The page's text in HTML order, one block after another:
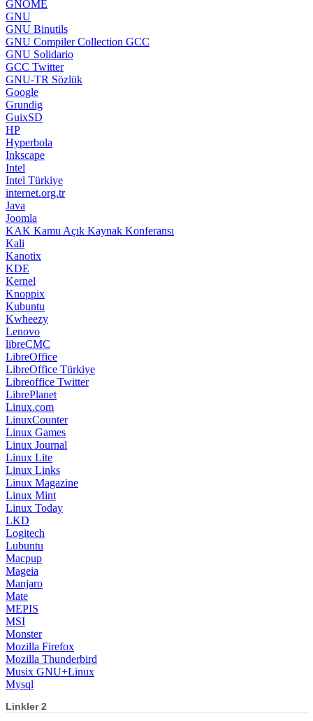
GNOME
GNU
GNU Binutils
GNU Compiler Collection GCC
GNU Solidario
GCC Twitter
GNU-TR Sözlük
Google
Grundig
GuixSD
HP
Hyperbola
Inkscape
Intel
Intel Türkiye
internet.org.tr
Java
Joomla
KAK Kamu Açık Kaynak Konferansı
Kali
Kanotix
KDE
Kernel
Knoppix
Kubuntu
Kwheezy
Lenovo
libreCMC
LibreOffice
LibreOffice Türkiye
Libreoffice Twitter
LibrePlanet
Linux.com
LinuxCounter
Linux Games
Linux Journal
Linux Lite
Linux Links
Linux Magazine
Linux Mint
Linux Today
LKD
Logitech
Lubuntu
Macpup
Mageia
Manjaro
Mate
MEPIS
MSI
Monster
Mozilla Firefox
Mozilla Thunderbird
Musix GNU+Linux
Mysql
Linkler 2